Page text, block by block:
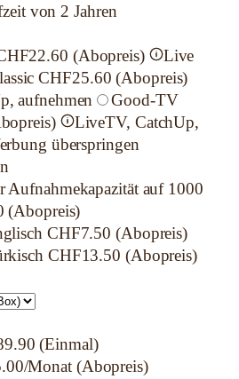
von 2 Jahren
(Abopreis)
Live
CHF25.60 (Abopreis)
aufnehmen
Good-TV
LiveTV, CatchUp,
überspringen
Aufnahmekapazität auf 1000
(Abopreis)
CHF7.50 (Abopreis)
CHF13.50 (Abopreis)
(Einmal)
Monat (Abopreis)